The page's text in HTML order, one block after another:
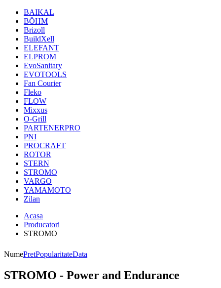
BAIKAL
BÖHM
Brizoll
BuildXell
ELEFANT
ELPROM
EvoSanitary
EVOTOOLS
Fan Courier
Fleko
FLOW
Mixxus
O-Grill
PARTENERPRO
PNI
PROCRAFT
ROTOR
STERN
STROMO
VARGO
YAMAMOTO
Zilan
Acasa
Producatori
STROMO
NumePretPopularitateData
STROMO - Power and Endurance